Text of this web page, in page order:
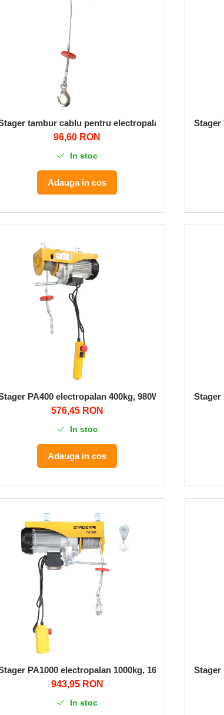
tambur cablu pentru electropalan PA800
96,60 RON
In stoc
Adauga in cos
Stager
PA400 electropalan 400kg, 980W, monofazat
576,45 RON
In stoc
Adauga in cos
Stager
PA1000 electropalan 1000kg, 1600W, monofazat
943,95 RON
In stoc
Stager